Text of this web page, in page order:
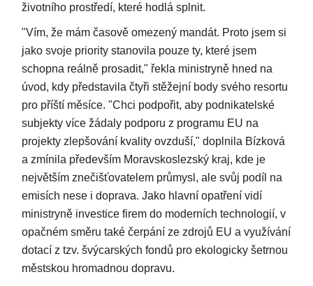
životního prostředí, které hodlá splnit.
"Vím, že mám časově omezený mandát. Proto jsem si
jako svoje priority stanovila pouze ty, které jsem
schopna reálně prosadit," řekla ministryně hned na
úvod, kdy představila čtyři stěžejní body svého resortu
pro příští měsíce. "Chci podpořit, aby podnikatelské
subjekty více žádaly podporu z programu EU na
projekty zlepšování kvality ovzduší," doplnila Bízková
a zmínila především Moravskoslezský kraj, kde je
největším znečišťovatelem průmysl, ale svůj podíl na
emisích nese i doprava. Jako hlavní opatření vidí
ministryně investice firem do moderních technologií, v
opačném směru také čerpání ze zdrojů EU a využívání
dotací z tzv. švýcarských fondů pro ekologicky šetrnou
městskou hromadnou dopravu.